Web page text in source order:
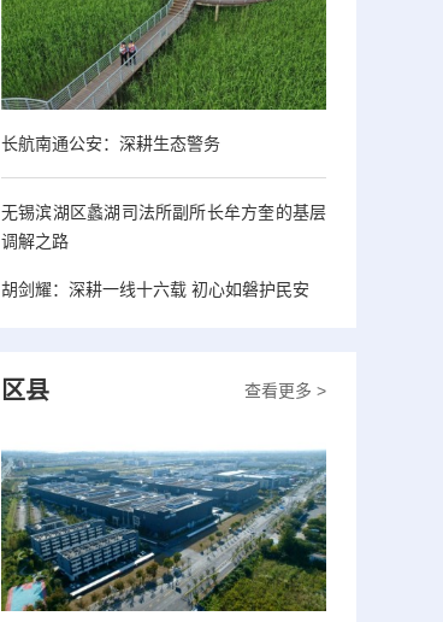
长航南通公安：深耕生态警务
无锡滨湖区蠡湖司法所副所长牟方奎的基层
调解之路
胡剑耀：深耕一线十六载 初心如磐护民安
查看更多 >
区县